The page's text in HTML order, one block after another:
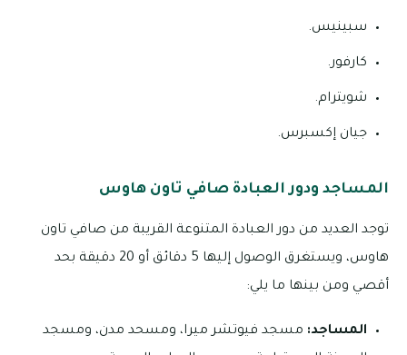
سبينيس.
كارفور.
شويترام.
جيان إكسبرس.
المساجد ودور العبادة صافي تاون هاوس
توجد العديد من دور العبادة المتنوعة القريبة من صافي تاون
هاوس، ويستغرق الوصول إليها 5 دقائق أو 20 دقيقة بحد
أقصي ومن بينها ما يلي:
المساجد: مسجد فيوتشر ميرا، ومسحد مدن، ومسجد